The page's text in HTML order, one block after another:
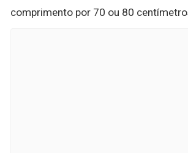
comprimento por 70 ou 80